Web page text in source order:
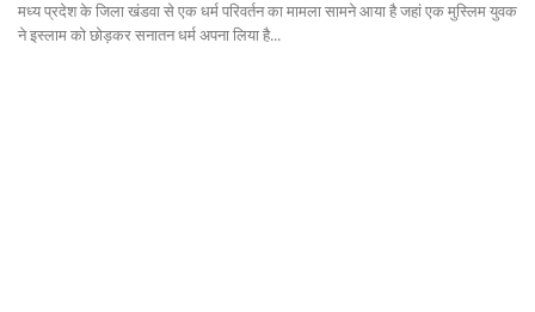
मध्य प्रदेश के जिला खंडवा से एक धर्म परिवर्तन का मामला सामने आया है जहां एक मुस्लिम युवक
ने इस्लाम को छोड़कर सनातन धर्म अपना लिया है...